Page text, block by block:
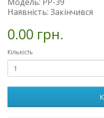
Наявність: Закінчився
0.00 грн.
Кількість